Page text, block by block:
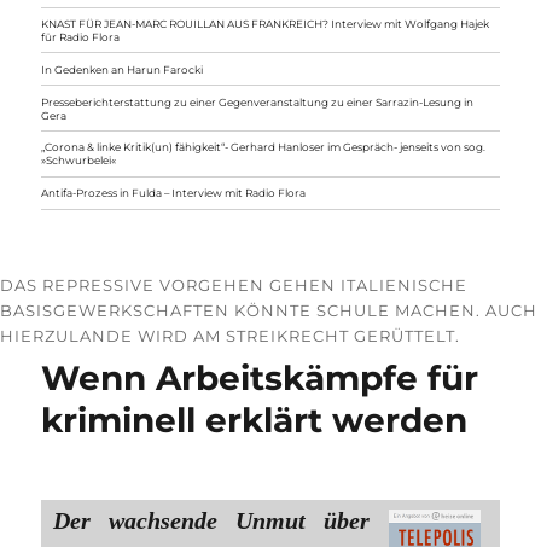
KNAST FÜR JEAN-MARC ROUILLAN AUS FRANKREICH? Interview mit Wolfgang Hajek
für Radio Flora
In Gedenken an Harun Farocki
Presseberichterstattung zu einer Gegenveranstaltung zu einer Sarrazin-Lesung in
Gera
„Corona & linke Kritik(un) fähigkeit“- Gerhard Hanloser im Gespräch- jenseits von sog.
»Schwurbelei«
Antifa-Prozess in Fulda – Interview mit Radio Flora
DAS REPRESSIVE VORGEHEN GEHEN ITALIENISCHE
BASISGEWERKSCHAFTEN KÖNNTE SCHULE MACHEN. AUCH
HIERZULANDE WIRD AM STREIKRECHT GERÜTTELT.
Wenn Arbeitskämpfe für
kriminell erklärt werden
Der wachsende Unmut über